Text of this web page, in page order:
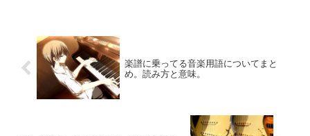
楽譜に乗ってる音楽用語についてまと
め。読み方と意味。